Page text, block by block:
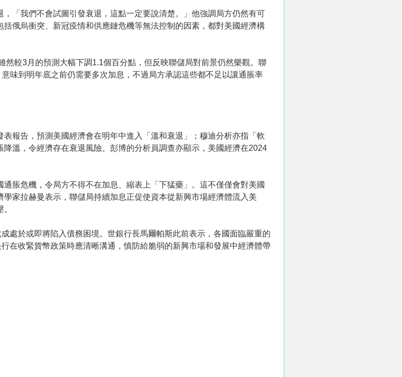
「我們不會試圖引發衰退，這點一定要說清楚。」他強調局方仍然有可
俄烏衝突、新冠疫情和供應鏈危機等無法控制的因素，都對美國經濟構
較3月的預測大幅下調1.1個百分點，但反映聯儲局對前景仍然樂觀。聯
味到明年底之前仍需要多次加息，不過局方承認這些都不足以讓通脹率
報告，預測美國經濟會在明年中進入「溫和衰退」；穆迪分析亦指「軟
溫，令經濟存在衰退風險。彭博的分析員調查亦顯示，美國經濟在2024
脹危機，令局方不得不在加息、縮表上「下猛藥」。這不僅僅會對美國
家拉赫曼表示，聯儲局持續加息正促使資本從新興市場經濟體流入美
處於或即將陷入債務困境。世銀行長馬爾帕斯此前表示，各國面臨嚴重的
在收緊貨幣政策時應清晰溝通，慎防給脆弱的新興市場和發展中經濟體帶